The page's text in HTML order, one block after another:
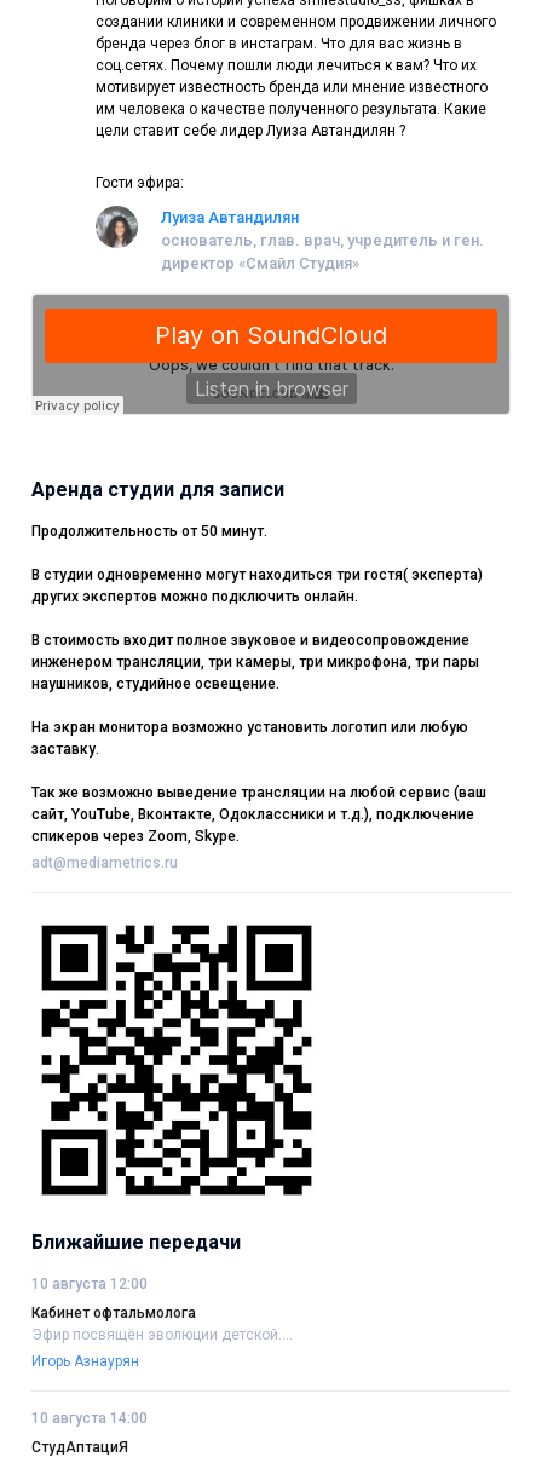
области менеджмента, командообразования и
сервисориентирования. 15-летний опыт в создании и
продвижении «красивых» и медицинских бизнесов
создании клиники и современном продвижении личного
бренда через блог в инстаграм. Что для вас жизнь в
соц.сетях. Почему пошли люди лечиться к вам? Что их
мотивирует известность бренда или мнение известного
им человека о качестве полученного результата. Какие
цели ставит себе лидер Луиза Автандилян ?
Гости эфира:
Луиза Автандилян
основатель, глав. врач, учредитель и ген.
директор «Смайл Студия»
Аренда студии для записи
Продолжительность от 50 минут.
В студии одновременно могут находиться три гостя( эксперта)
других экспертов можно подключить онлайн.
В стоимость входит полное звуковое и видеосопровождение
инженером трансляции, три камеры, три микрофона, три пары
наушников, студийное освещение.
На экран монитора возможно установить логотип или любую
заставку.
Так же возможно выведение трансляции на любой сервис (ваш
сайт, YouTube, Вконтакте, Одоклассники и т.д.), подключение
спикеров через Zoom, Skype.
adt@mediametrics.ru
Ближайшие передачи
10 августа 12:00
Кабинет офтальмолога
Эфир посвящён эволюции детской....
Игорь Азнаурян
10 августа 14:00
СтудАптациЯ